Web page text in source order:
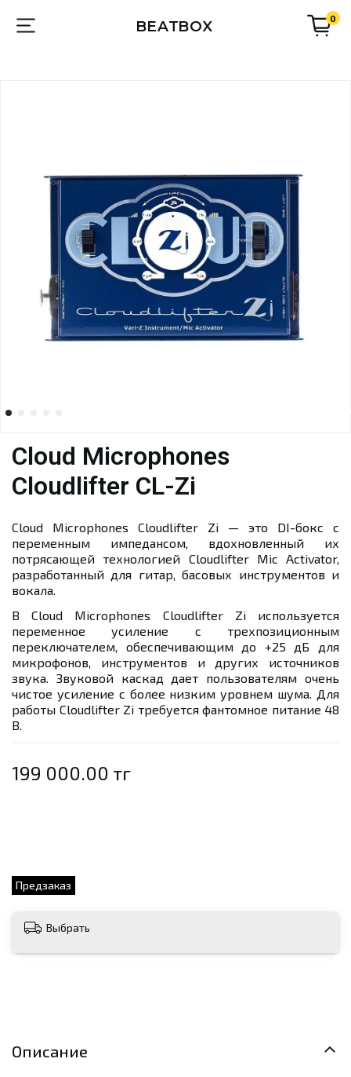
BEATBOX 0
Предзаказ
Cloud Microphones
Cloudlifter CL-Zi
199 000.00 тг
Cloud Microphones Cloudlifter Zi — это DI-бокс с
переменным импедансом, вдохновленный их
потрясающей технологией Cloudlifter Mic Activator,
разработанный для гитар, басовых инструментов и
вокала.
В Cloud Microphones Cloudlifter Zi используется
переменное усиление с трехпозиционным
переключателем, обеспечивающим до +25 дБ для
микрофонов, инструментов и других источников
звука. Звуковой каскад дает пользователям очень
чистое усиление с более низким уровнем шума. Для
работы Cloudlifter Zi требуется фантомное питание 48
В.
Выбрать
Описание